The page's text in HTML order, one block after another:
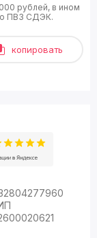
рублей, в ином
ПВЗ СДЭК.
копировать